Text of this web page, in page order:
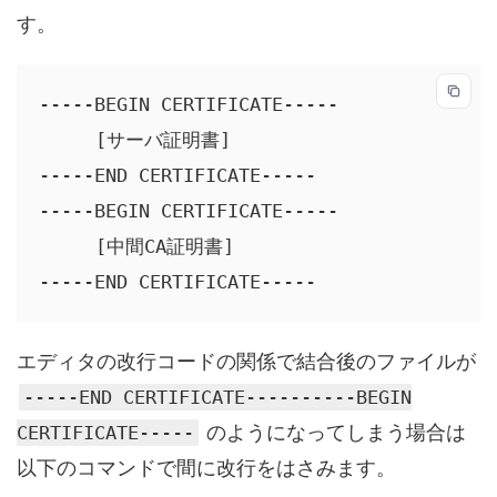
す。
-----BEGIN CERTIFICATE-----
[サーバ証明書]
-----END CERTIFICATE-----
-----BEGIN CERTIFICATE-----
[中間CA証明書]
-----END CERTIFICATE-----
エディタの改行コードの関係で結合後のファイルが
-----END CERTIFICATE----------BEGIN
CERTIFICATE-----
のようになってしまう場合は
以下のコマンドで間に改行をはさみます。